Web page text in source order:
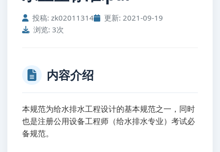
投稿: zk02011314
更新: 2021-09-19
浏览: 3次
内容介绍
本规范为给水排水工程设计的基本规范之一，同时
也是注册公用设备工程师（给水排水专业）考试必
备规范。